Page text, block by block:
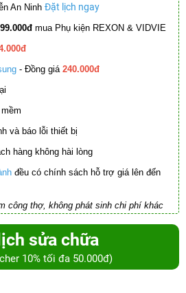
An Ninh Đặt lịch ngay
99.000đ mua Phụ kiện REXON & VIDVIE
- Đồng giá 240.000đ
và báo lỗi thiết bị
hàng không hài lòng
đều có chính sách hỗ trợ giá lên đến
công thợ, không phát sinh chi phí khác
sửa chữa
10% tối đa 50.000đ)